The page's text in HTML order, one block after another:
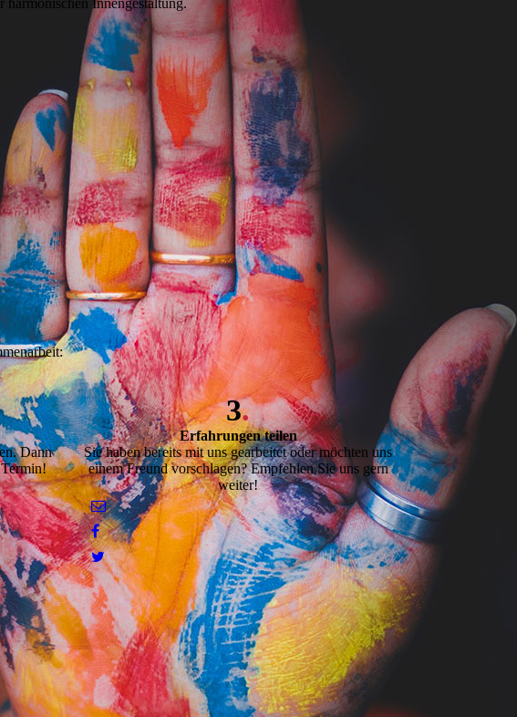
Innengestaltung.
Dann
3.
Erfahrungen teilen
Sie haben bereits mit uns gearbeitet oder möchten uns
einem Freund vorschlagen? Empfehlen Sie uns gern
weiter!